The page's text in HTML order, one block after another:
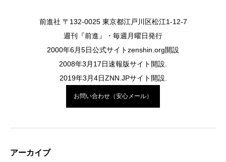
前進社 〒132-0025 東京都江戸川区松江1-12-7
週刊『前進』・毎週月曜日発行
2000年6月5日公式サイトzenshin.org開設
2008年3月17日速報版サイト開設.
2019年3月4日ZNN.JPサイト開設.
お問い合わせ（安心メール）
アーカイブ